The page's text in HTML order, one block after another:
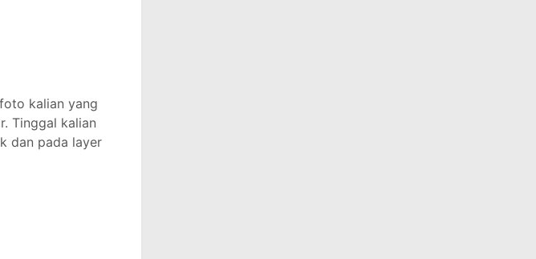
kalian yang
Tinggal kalian
dan pada layer